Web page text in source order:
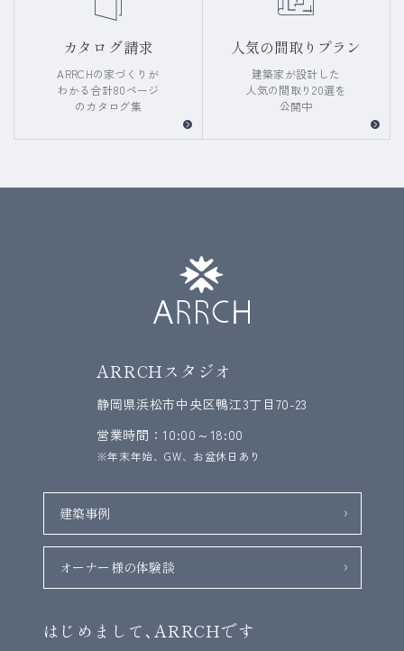
カタログ請求
ARRCHの家づくりが
わかる合計80ページ
のカタログ集
人気の間取りプラン
建築家が設計した
人気の間取り20選を
公開中
ARRCHスタジオ
静岡県浜松市中央区鴨江3丁目70-23
営業時間：10:00～18:00
※年末年始、GW、お盆休日あり
建築事例
オーナー様の体験談
はじめまして､ARRCHです